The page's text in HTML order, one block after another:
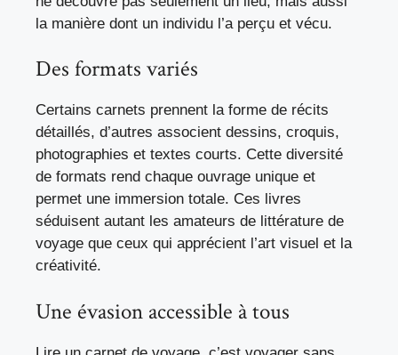
la manière dont un individu l’a perçu et vécu.
Des formats variés
Certains carnets prennent la forme de récits
détaillés, d’autres associent dessins, croquis,
photographies et textes courts. Cette diversité
de formats rend chaque ouvrage unique et
permet une immersion totale. Ces livres
séduisent autant les amateurs de littérature de
voyage que ceux qui apprécient l’art visuel et la
créativité.
Une évasion accessible à tous